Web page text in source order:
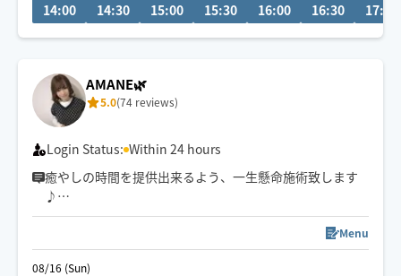
男性おひとりさま、ご夫婦、ペアは3h〜大歓迎！
14:00 14:30 15:00 15:30 16:00 16:30 17:00
AMANE🌿
5.0(74 reviews)
Login Status: Within 24 hours
癒やしの時間を提供出来るよう、一生懸命施術致します
♪
お疲れのお身体にご褒美はいかがでしょうか？
Menu
08/16 (Sun)